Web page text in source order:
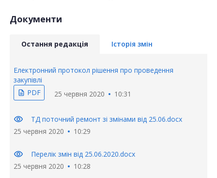
Документи
Остання редакція Історія змін
Електронний протокол рішення про проведення
закупівлі
description PDF 25 червня 2020 10:31
visibility
ТД поточний ремонт зі змінами від 25.06.docx
25 червня 2020
10:29
visibility
Перелік змін від 25.06.2020.docx
25 червня 2020
10:28